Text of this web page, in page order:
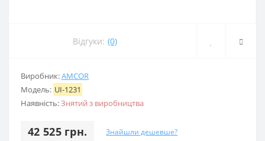
Відгуки: (0)
Виробник:AMCOR
Модель: UI-1231
Наявність:Знятий з виробництва
42 525 грн. Знайшли дешевше?